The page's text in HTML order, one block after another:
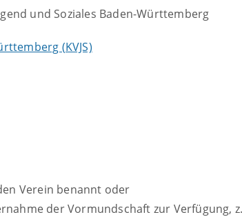
und Soziales Baden-Württemberg
(KVJS)
Verein benannt oder
der Vormundschaft zur Verfügung,